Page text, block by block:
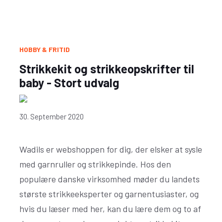
HOBBY & FRITID
Strikkekit og strikkeopskrifter til
baby - Stort udvalg
30. September 2020
Wadils er webshoppen for dig, der elsker at sysle
med garnruller og strikkepinde. Hos den
populære danske virksomhed møder du landets
største strikkeeksperter og garnentusiaster, og
hvis du læser med her, kan du lære dem og to af